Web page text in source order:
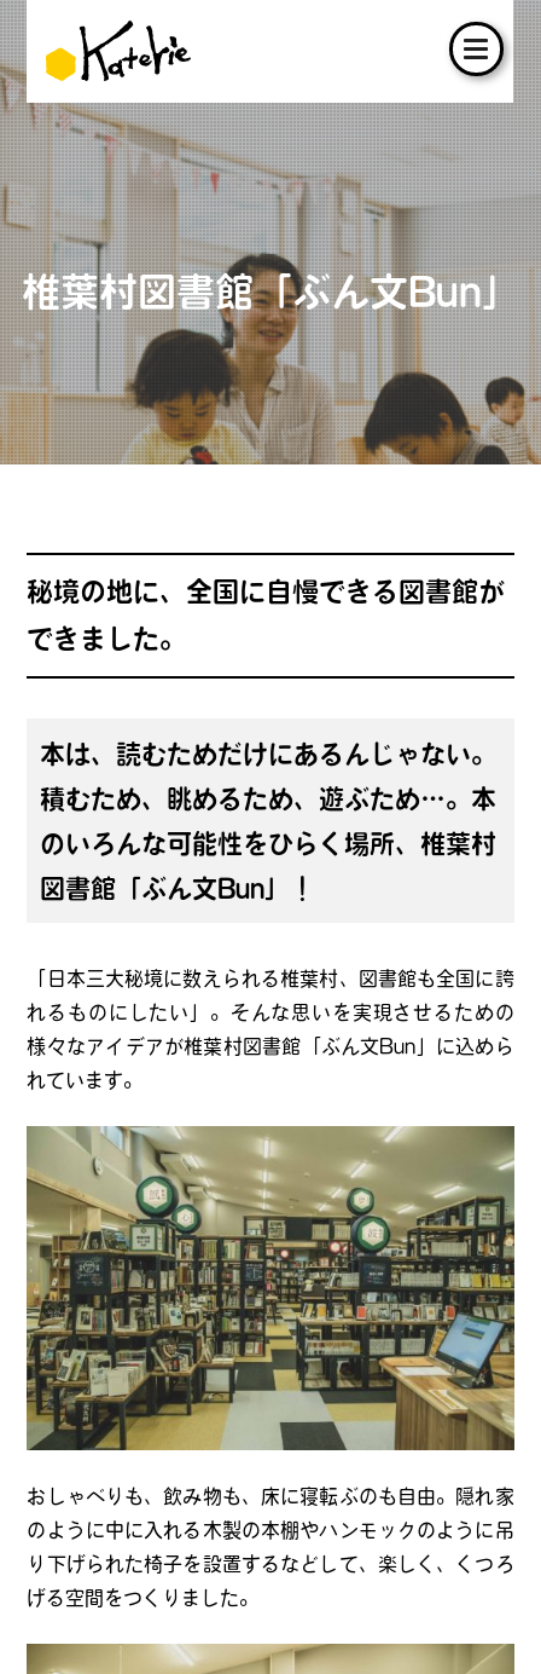
椎葉村図書館「ぶん文Bun」
秘境の地に、全国に自慢できる図書館が
できました。
本は、読むためだけにあるんじゃない。
積むため、眺めるため、遊ぶため…。本
のいろんな可能性をひらく場所、椎葉村
図書館「ぶん文Bun」！
「日本三大秘境に数えられる椎葉村、図書館も全国に誇
れるものにしたい」。そんな思いを実現させるための
様々なアイデアが椎葉村図書館「ぶん文Bun」に込めら
れています。
おしゃべりも、飲み物も、床に寝転ぶのも自由。隠れ家
のように中に入れる木製の本棚やハンモックのように吊
り下げられた椅子を設置するなどして、楽しく、くつろ
げる空間をつくりました。